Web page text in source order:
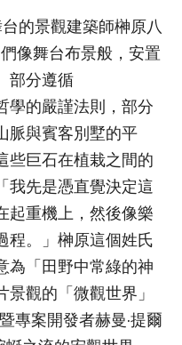
的景觀建築師榊原八
們像舞台布景般，安置
部分遵循
學的嚴謹法則，部分
脈與賓客別墅的平
些巨石在植栽之間的
我先是憑直覺決定這
起重機上，然後像樂
程。」榊原這個姓氏
為「田野中常綠的神
觀的「微觀世界」
專案開發者赫曼·提爾